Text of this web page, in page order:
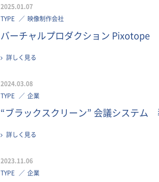
2025.01.07
TYPE
映像制作会社
バーチャルプロダクション Pixotope
詳しく見る
2024.03.08
TYPE
企業
“ブラックスクリーン” 会議システム
詳しく見る
2023.11.06
TYPE
企業